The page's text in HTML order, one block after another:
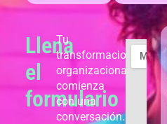
Llena
el
formulario
Tu
transformacion
organizacional
comienza
con una
conversación.